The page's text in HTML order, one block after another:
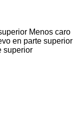
Menos caro
en parte superior
superior